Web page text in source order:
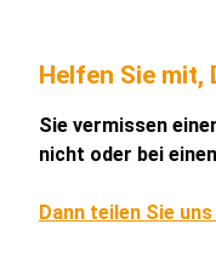
Helfen Sie mit,
Sie vermissen
nicht oder bei
Dann teilen Sie